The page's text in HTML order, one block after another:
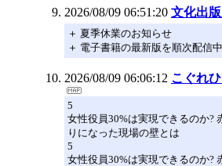
2026/08/09 06:51:20 文化出
＋ 夏季休業のお知らせ
＋ 電子書籍の最新版を順次配信中
2026/08/09 06:06:12 こぐれ
5
女性役員30%は実現できるのか?
りになった現場の壁とは
5
女性役員30%は実現できるのか?